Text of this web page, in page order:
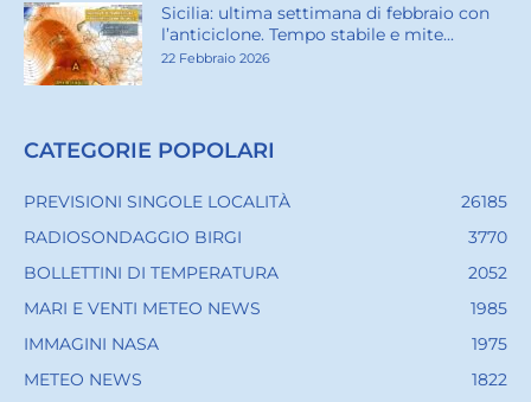
Sicilia: ultima settimana di febbraio con
l’anticiclone. Tempo stabile e mite...
22 Febbraio 2026
CATEGORIE POPOLARI
PREVISIONI SINGOLE LOCALITÀ
26185
RADIOSONDAGGIO BIRGI
3770
BOLLETTINI DI TEMPERATURA
2052
MARI E VENTI METEO NEWS
1985
IMMAGINI NASA
1975
METEO NEWS
1822